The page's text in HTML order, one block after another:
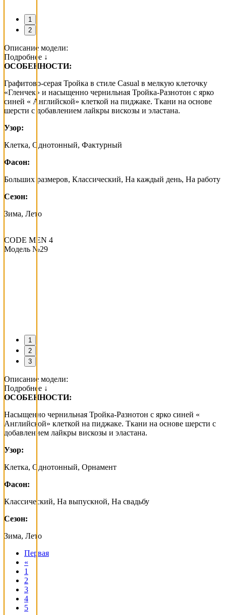
1
2
Описание модели:
Подробнее ↓
ОСОБЕННОСТИ:
Графитово-серая Тройка в стиле Casual в мелкую клеточку
«Гленчек» и насыщенно чернильная Тройка-Разнотон с ярко
синей « Английской» клеткой на пиджаке. Ткани на основе
шерсти с добавлением лайкры вискозы и эластана.
Узор:
Клетка, Однотонный, Фактурный
Фасон:
Больших размеров, Классический, На каждый день, На работу
Сезон:
Зима, Лето
CODE MEN 4
Модель №29
1
2
3
Описание модели:
Подробнее ↓
ОСОБЕННОСТИ:
Насыщенно чернильная Тройка-Разнотон с ярко синей «
Английской» клеткой на пиджаке. Ткани на основе шерсти с
добавлением лайкры вискозы и эластана.
Узор:
Клетка, Однотонный, Орнамент
Фасон:
Классический, На выпускной, На свадьбу
Сезон:
Зима, Лето
Первая
«
1
2
3
4
5